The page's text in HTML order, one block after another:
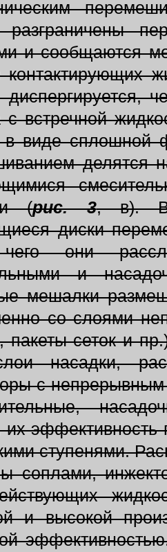
разграничены
и сообщаются
диспергируется,
с встречной
в виде сплошной
делятся
(рис. 3, в). В
диски
они
и
мешалки
со слоями
пакеты сеток и
насадки,
с
их эффективность
ступенями.
соплами,
и высокой